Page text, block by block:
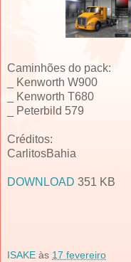
Caminhões do pack:
_ Kenworth W900
_ Kenworth T680
_ Peterbild 579
Créditos:
CarlitosBahia
DOWNLOAD 351 KB
ISAKE às 17 fevereiro